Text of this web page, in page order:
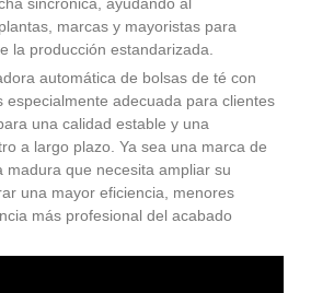
sincrónica, ayudando al
marcas y mayoristas para
la producción estandarizada.
automática de bolsas de té con
especialmente adecuada para clientes
una calidad estable y una
a largo plazo. Ya sea una marca de
madura que necesita ampliar su
una mayor eficiencia, menores
más profesional del acabado